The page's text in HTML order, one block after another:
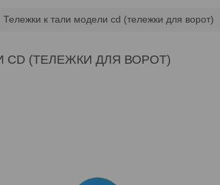
Тележки к тали модели cd (тележки для ворот)
(ТЕЛЕЖКИ ДЛЯ ВОРОТ)